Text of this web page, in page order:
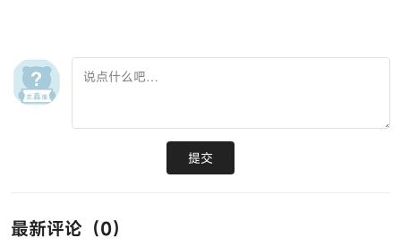
提交
最新评论（0）